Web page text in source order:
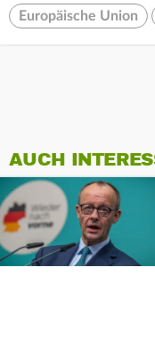
Europäische Union
AUCH